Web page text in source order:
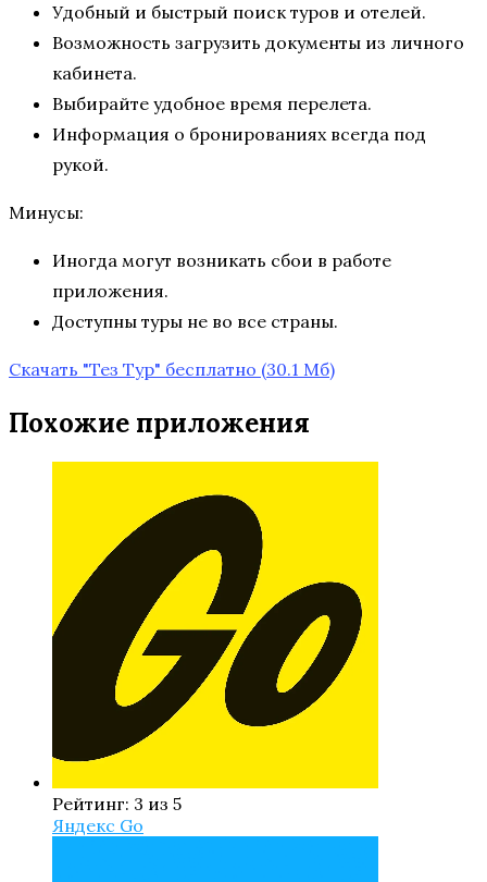
Удобный и быстрый поиск туров и отелей.
Возможность загрузить документы из личного
кабинета.
Выбирайте удобное время перелета.
Информация о бронированиях всегда под
рукой.
Минусы:
Иногда могут возникать сбои в работе
приложения.
Доступны туры не во все страны.
Скачать "Тез Тур" бесплатно (30.1 Мб)
Похожие приложения
Рейтинг: 3 из 5
Яндекс Go